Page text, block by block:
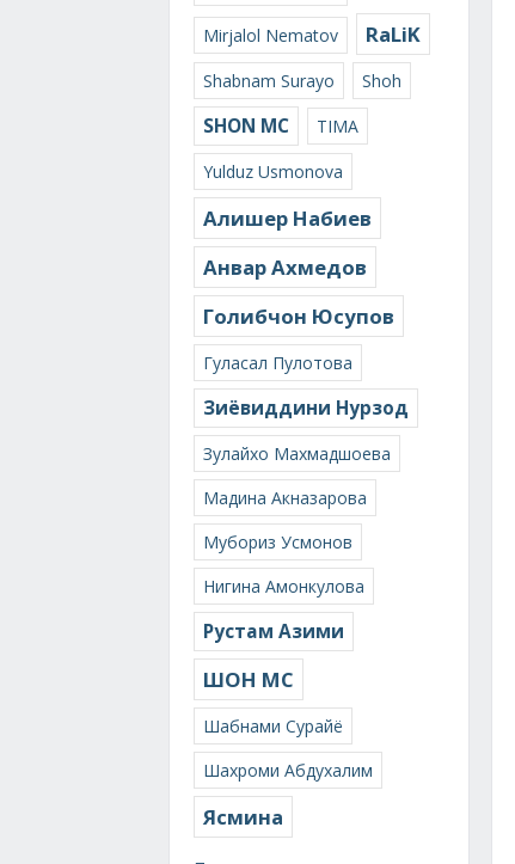
Mirjalol Nematov RaLiK
Shabnam Surayo Shoh
SHON MC
TIMA
Yulduz Usmonova
Алишер Набиев
Анвар Ахмедов
Голибчон Юсупов
Гуласал Пулотова
Зиёвиддини Нурзод
Зулайхо Махмадшоева
Мадина Акназарова
Мубориз Усмонов
Нигина Амонкулова
Рустам Азими
ШОН МС
Шабнами Сурайё
Шахроми Абдухалим
Ясмина